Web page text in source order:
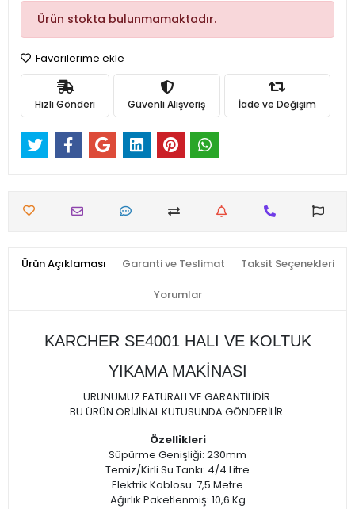
Ürün stokta bulunmamaktadır.
Favorilerime ekle
Hızlı Gönderi Güvenli Alışveriş İade ve Değişim
Ürün Açıklaması Garanti ve Teslimat Taksit Seçenekleri
Yorumlar
KARCHER SE4001 HALI VE KOLTUK
YIKAMA MAKİNASI
ÜRÜNÜMÜZ FATURALI VE GARANTİLİDİR.
BU ÜRÜN ORİJİNAL KUTUSUNDA GÖNDERİLİR.
Özellikleri
Süpürme Genişliği: 230mm
Temiz/Kirli Su Tankı: 4/4 Litre
Elektrik Kablosu: 7,5 Metre
Ağırlık Paketlenmiş: 10,6 Kg